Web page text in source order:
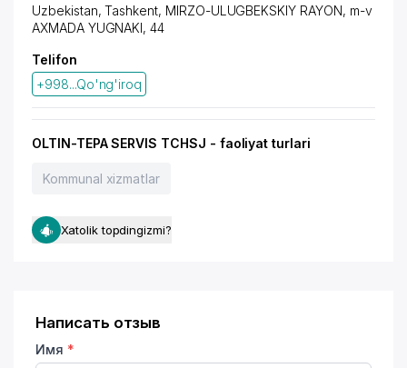
Uzbekistan, Tashkent, MIRZO-ULUGBEKSKIY RAYON, m-v
AXMADA YUGNAKI, 44
Telifon
+998...Qo'ng'iroq
OLTIN-TEPA SERVIS TCHSJ - faoliyat turlari
Kommunal xizmatlar
Xatolik topdingizmi?
Написать отзыв
Имя *